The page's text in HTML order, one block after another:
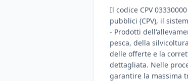
Il codice CPV
pubblici (CPV), il
- Prodotti
pesca, della
delle offerte e la
dettagliata. Nelle
garantire la massima